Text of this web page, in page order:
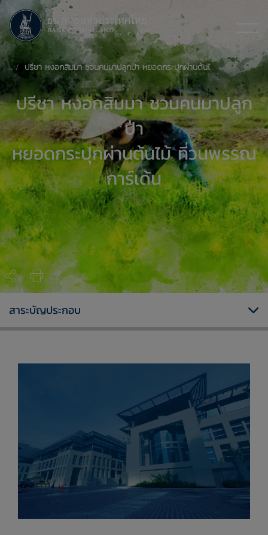
ปรีชา หงอกสิมมา ชวนคนมาปลูกป่า หยอดกระปุกผ่านต้นไม้ที่วนพรรณ การ์เด้น
ปรีชา หงอกสิมมา ชวนคนมาปลูก
ป่า
หยอดกระปุกผ่านต้นไม้ ที่วนพรรณ
การ์เด้น
สาระบัญประกอบ